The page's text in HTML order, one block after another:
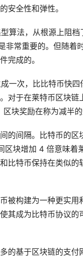
安全性和弹性。
算法，从根源上阻
非常重要的。但随着
完成的。
一次，比比特币快
对于在莱特币区块
块奖励在称为减半
的间隔。比特币的
块增加 4 倍意味着
比特币保持在类似
被构建为一种更实
其成为比特币协议
的基于区块链的支